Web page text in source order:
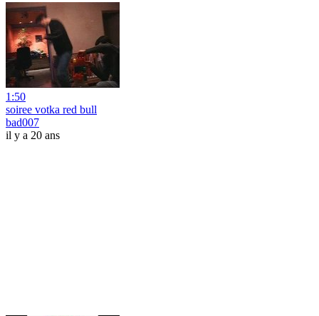
1:50
soiree votka red bull
bad007
il y a 20 ans